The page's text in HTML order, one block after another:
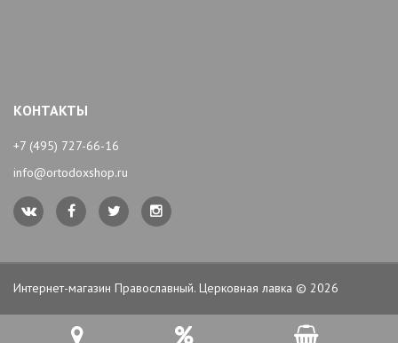
КОНТАКТЫ
+7 (495) 727-66-16
info@ortodoxshop.ru
Интернет-магазин Православный. Церковная лавка © 2026